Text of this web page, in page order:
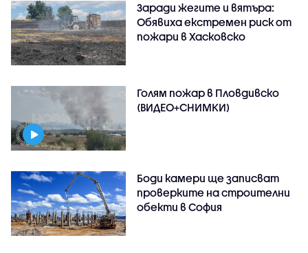
Заради жегите и вятъра:
Обявиха екстремен риск от
пожари в Хасковско
Голям пожар в Пловдивско
(ВИДЕО+СНИМКИ)
Боди камери ще записват
проверките на строителни
обекти в София